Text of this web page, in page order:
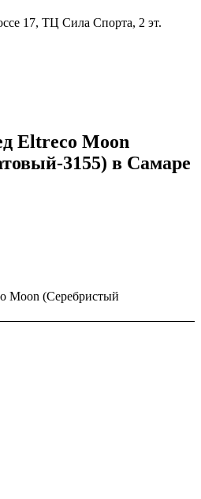
17, ТЦ Сила Спорта, 2 эт.
Eltreco Moon
3155) в Самаре
Moon (Серебристый